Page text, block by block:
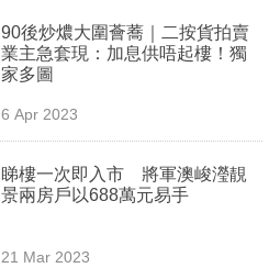
90後炒燶大圍薈蕎｜二按貨拍賣
業主急套現：加息供唔起樓！獨
家多圖
6 Apr 2023
睇樓一次即入市 將軍澳峻瀅靚
景兩房戶以688萬元易手
21 Mar 2023